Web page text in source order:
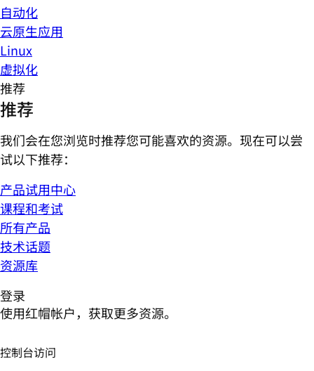
自动化
云原生应用
Linux
虚拟化
推荐
推荐
我们会在您浏览时推荐您可能喜欢的资源。现在可以尝
试以下推荐：
产品试用中心
课程和考试
所有产品
技术话题
资源库
登录
使用红帽帐户，获取更多资源。
控制台访问